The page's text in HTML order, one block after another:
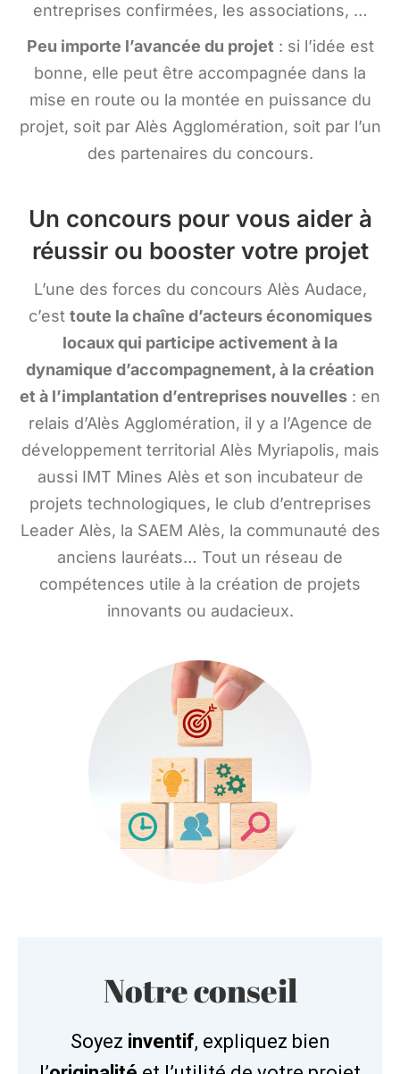
entreprises confirmées, les associations, …
Peu importe l’avancée du projet : si l’idée est
bonne, elle peut être accompagnée dans la
mise en route ou la montée en puissance du
projet, soit par Alès Agglomération, soit par l’un
des partenaires du concours.
Un concours pour vous aider à
réussir ou booster votre projet
L’une des forces du concours Alès Audace,
c’est toute la chaîne d’acteurs économiques
locaux qui participe activement à la
dynamique d’accompagnement, à la création
et à l’implantation d’entreprises nouvelles : en
relais d’Alès Agglomération, il y a l’Agence de
développement territorial Alès Myriapolis, mais
aussi IMT Mines Alès et son incubateur de
projets technologiques, le club d’entreprises
Leader Alès, la SAEM Alès, la communauté des
anciens lauréats… Tout un réseau de
compétences utile à la création de projets
innovants ou audacieux.
Notre conseil
Soyez inventif, expliquez bien